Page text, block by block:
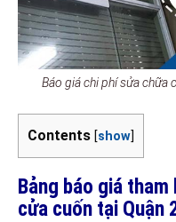
Báo giá chi phí sửa chữa
Contents [show]
Bảng báo giá
cửa cuốn tại Quận